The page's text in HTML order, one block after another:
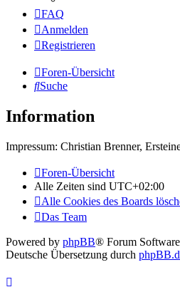
FAQ
Anmelden
Registrieren
Foren-Übersicht
Suche
Information
Impressum: Christian Brenner,
Foren-Übersicht
Alle Zeiten sind UTC+02:00
Alle Cookies des Boards
Das Team
Powered by phpBB® Forum
Deutsche Übersetzung durch